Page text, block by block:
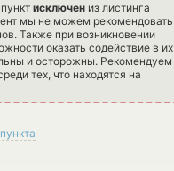
исключен из листинга
мы не можем рекомендовать
Также при возникновении
оказать содействие в их
и осторожны. Рекомендуем
тех, что находятся на